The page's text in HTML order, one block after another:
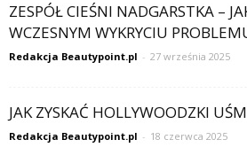
ZESPÓŁ CIEŚNI NADGARSTKA –
WCZESNYM WYKRYCIU
Redakcja Beautypoint.pl - 27 września 2025
JAK ZYSKAĆ HOLLYWOODZKI
Redakcja Beautypoint.pl - 18 czerwca 2025